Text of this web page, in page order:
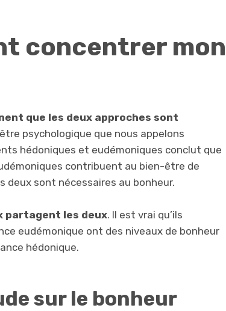
concentrer mon
que les deux approches sont
psychologique que nous appelons
hédoniques et eudémoniques conclut que
contribuent au bien-être de
deux sont nécessaires au bonheur.
partagent les deux. Il est vrai qu’ils
eudémonique ont des niveaux de bonheur
hédonique.
sur le bonheur